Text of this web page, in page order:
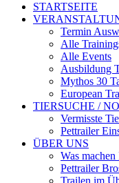
STARTSEITE
Termin
Alle
Alle Events
Ausbildung
Mythos 30
European
TIERSUCHE /
Vermisste
Pettrailer
ÜBER UNS
Was
Pettrailer
Trailen im